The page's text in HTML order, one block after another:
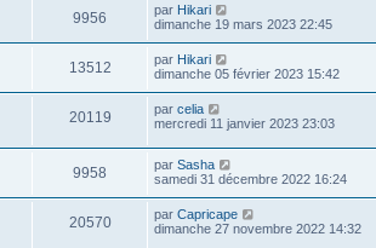
9956 par Hikari
dimanche 19 mars 2023 22:45
13512 par Hikari
dimanche 05 février 2023 15:42
20119 par celia
mercredi 11 janvier 2023 23:03
9958 par Sasha
samedi 31 décembre 2022 16:24
20570 par Capricape
dimanche 27 novembre 2022 14:32